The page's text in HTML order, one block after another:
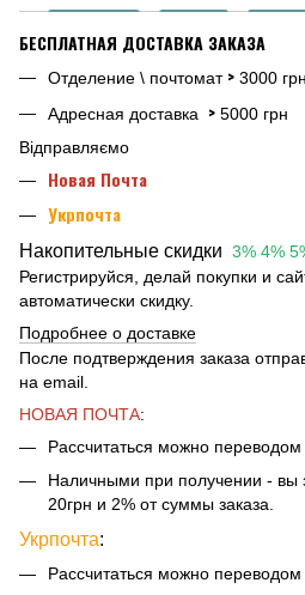
БЕСПЛАТНАЯ ДОСТАВКА ЗАКАЗА
Отделение \ почтомат > 3000 грн
Адресная доставка > 5000 грн
Відправляємо
Новая Почта
Укрпочта
Накопительные скидки 3% 4%
Регистрируйся, делай покупки и
автоматически скидку.
Подробнее о доставке
После подтверждения заказа
на email.
НОВАЯ ПОЧТА:
Рассчитаться можно переводом
Наличными при получении - вы
20грн и 2% от суммы заказа.
Укрпочта:
Рассчитаться можно переводом